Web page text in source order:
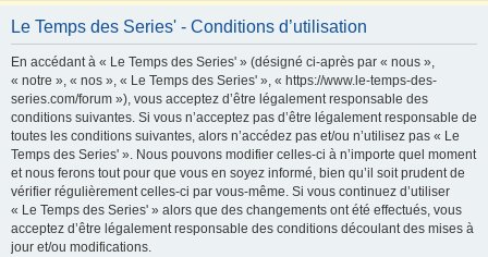
Le Temps des Series' - Conditions d’utilisation
En accédant à « Le Temps des Series' » (désigné ci-après par « nous »,
« notre », « nos », « Le Temps des Series' », « https://www.le-temps-des-
series.com/forum »), vous acceptez d’être légalement responsable des
conditions suivantes. Si vous n’acceptez pas d’être légalement responsable de
toutes les conditions suivantes, alors n’accédez pas et/ou n’utilisez pas « Le
Temps des Series' ». Nous pouvons modifier celles-ci à n’importe quel moment
et nous ferons tout pour que vous en soyez informé, bien qu’il soit prudent de
vérifier régulièrement celles-ci par vous-même. Si vous continuez d’utiliser
« Le Temps des Series' » alors que des changements ont été effectués, vous
acceptez d’être légalement responsable des conditions découlant des mises à
jour et/ou modifications.